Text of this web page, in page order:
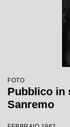
FOTO
Pubblico in
Sanremo